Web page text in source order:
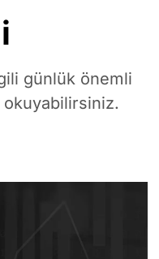
günlük önemli
okuyabilirsiniz.